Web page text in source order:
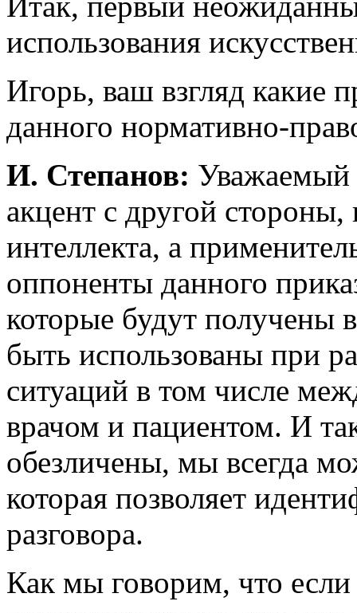
использования
Игорь, ваш взгляд какие
данного нормативно-
И. Степанов: Уважаемый
акцент с другой стороны,
интеллекта, а
оппоненты данного
которые будут получены
быть использованы при
ситуаций в том числе
врачом и пациентом. И
обезличены, мы всегда
которая позволяет
разговора.
Как мы говорим, что если